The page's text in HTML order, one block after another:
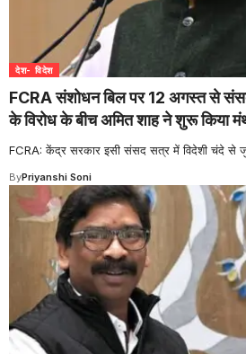
देश- विदेश
FCRA संशोधन बिल पर 12 अगस्त से संसद
के विरोध के बीच अमित शाह ने शुरू किया
FCRA: केंद्र सरकार इसी संसद सत्र में विदेशी चंदे से
ByPriyanshi Soni